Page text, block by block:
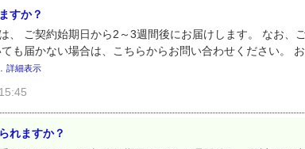
すか？
、 ご契約始期日から2～3週間後にお届けします。 なお、
も届かない場合は、こちらからお問い合わせください。
詳細表示
れますか？